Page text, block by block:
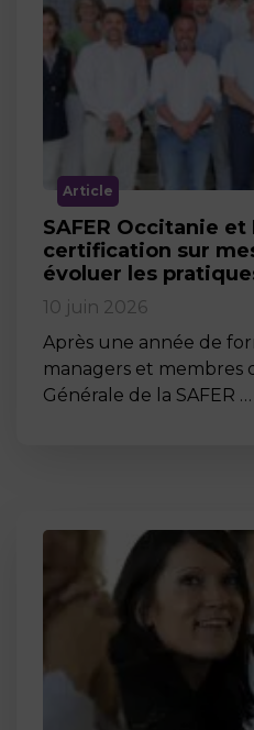
Article
SAFER Occitanie et
certification sur
évoluer les
10 juin 2026
Après une année de
managers et membres
Générale de la SAFER …